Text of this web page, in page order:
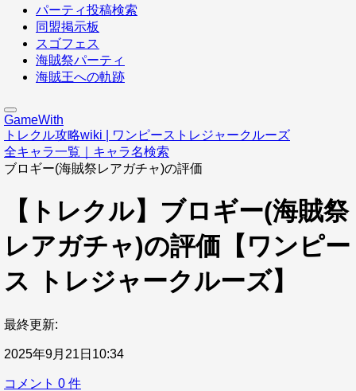
パーティ投稿検索
同盟掲示板
スゴフェス
海賊祭パーティ
海賊王への軌跡
GameWith
トレクル攻略wiki | ワンピーストレジャークルーズ
全キャラ一覧｜キャラ名検索
ブロギー(海賊祭レアガチャ)の評価
【トレクル】ブロギー(海賊祭
レアガチャ)の評価【ワンピー
ス トレジャークルーズ】
最終更新:
2025年9月21日10:34
コメント 0 件